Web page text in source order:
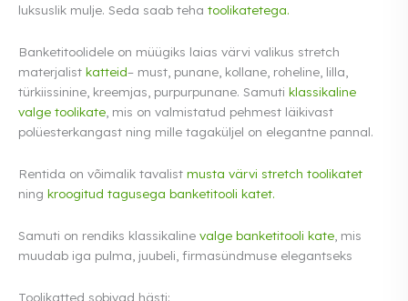
luksuslik mulje. Seda saab teha toolikatetega.
Banketitoolidele on müügiks laias värvi valikus stretch
materjalist katteid– must, punane, kollane, roheline, lilla,
türkiissinine, kreemjas, purpurpunane. Samuti klassikaline
valge toolikate , mis on valmistatud pehmest läikivast
polüesterkangast ning mille tagaküljel on elegantne pannal.
Rentida on võimalik tavalist musta värvi stretch toolikatet
ning kroogitud tagusega banketitooli katet.
Samuti on rendiks klassikaline valge banketitooli kate , mis
muudab iga pulma, juubeli, firmasündmuse elegantseks
Toolikatted sobivad hästi: